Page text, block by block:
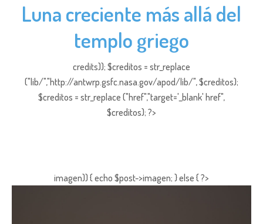
Luna creciente más allá del
templo griego
credits)); $creditos = str_replace
("lib/","http://antwrp.gsfc.nasa.gov/apod/lib/", $creditos);
$creditos = str_replace ("href","target='_blank' href",
$creditos); ?>
imagen)) { echo $post->imagen; } else { ?>